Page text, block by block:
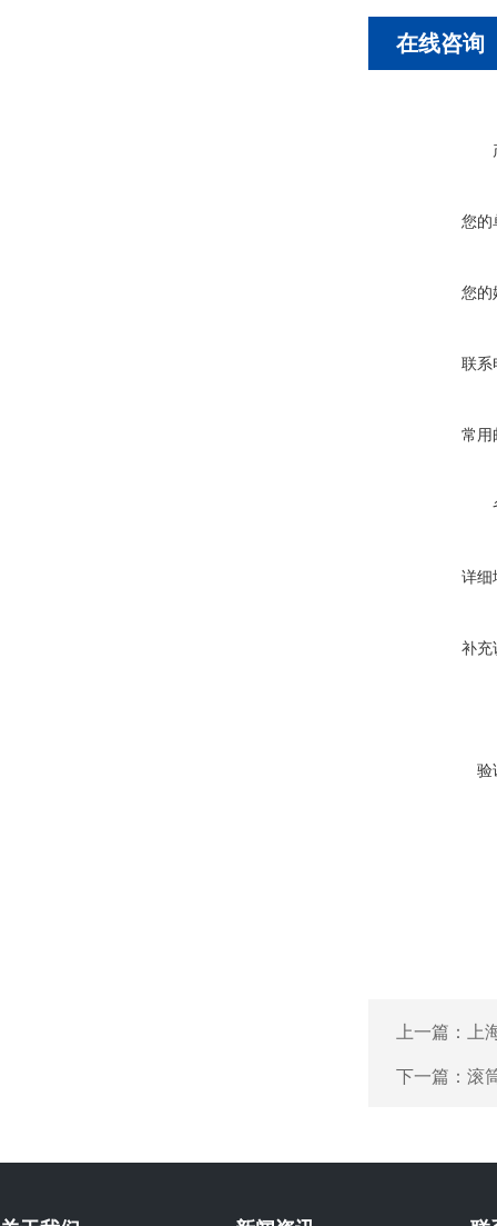
在线咨询
您的
您的
联系
常用
详细
补充
验
上一篇： 上
下一篇： 滚